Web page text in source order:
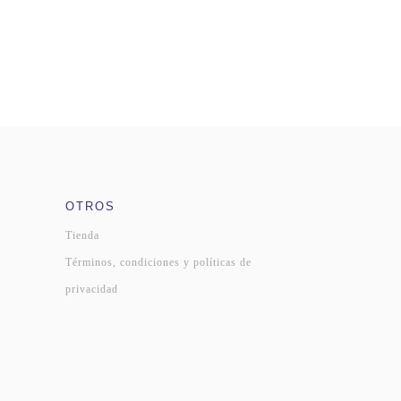
OTROS
Tienda
Términos, condiciones y políticas de
privacidad